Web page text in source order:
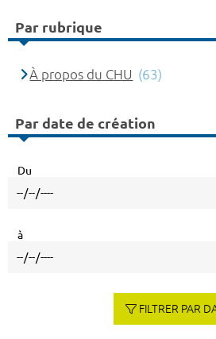
Par rubrique
À propos du CHU (63)
Par date de création
Du
à
FILTRER PAR